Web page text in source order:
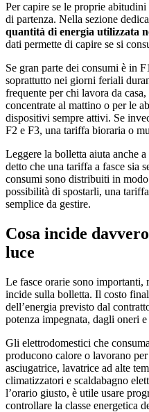
Per capire se le proprie abitudini
di partenza. Nella sezione
quantità di energia utilizzata
dati permette di capire se si
Se gran parte dei consumi è in
soprattutto nei giorni feriali
frequente per chi lavora da
concentrate al mattino o per le
dispositivi sempre attivi. Se
F2 e F3, una tariffa bioraria o
Leggere la bolletta aiuta anche
detto che una tariffa a fasce sia
consumi sono distribuiti in
possibilità di spostarli, una
semplice da gestire.
Cosa incide
luce
Le fasce orarie sono importanti,
incide sulla bolletta. Il costo
dell’energia previsto dal
potenza impegnata, dagli oneri
Gli elettrodomestici che
producono calore o lavorano
asciugatrice, lavatrice ad alte
climatizzatori e scaldabagno
l’orario giusto, è utile usare
controllare la classe energetica